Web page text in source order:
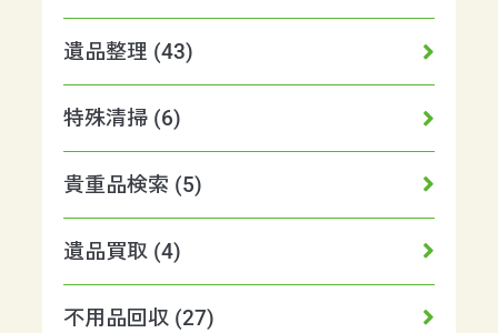
遺品整理 (43)
特殊清掃 (6)
貴重品検索 (5)
遺品買取 (4)
不用品回収 (27)